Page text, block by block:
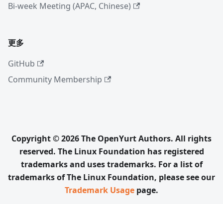
Bi-week Meeting (APAC, Chinese)
更多
GitHub
Community Membership
Copyright © 2026 The OpenYurt Authors. All rights
reserved. The Linux Foundation has registered
trademarks and uses trademarks. For a list of
trademarks of The Linux Foundation, please see our
Trademark Usage page.